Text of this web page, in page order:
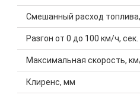
Смешанный расход
Разгон от 0 до 100 км/ч, сек.
Максимальная скорость,
Клиренс, мм